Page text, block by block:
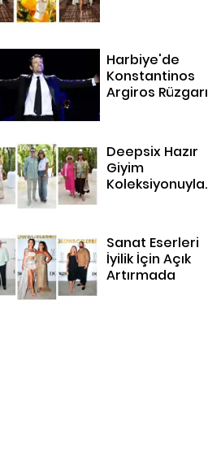
Harbiye'de
Konstantinos
Argiros Rüzgarı
Deepsix Hazır
Giyim
Koleksiyonuyla
Sanat Eserleri
İyilik İçin Açık
Artırmada